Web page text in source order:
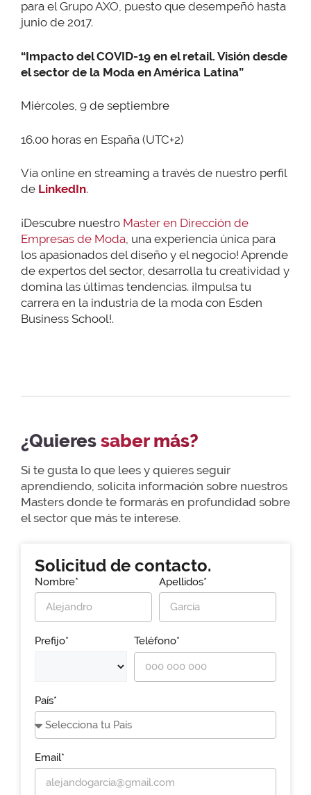
para el Grupo AXO, puesto que desempeñó hasta
junio de 2017.
“Impacto del COVID-19 en el retail. Visión desde
el sector de la Moda en América Latina”
Miércoles, 9 de septiembre
16.00 horas en España (UTC+2)
Vía online en streaming a través de nuestro perfil
de LinkedIn.
¡Descubre nuestro Master en Dirección de
Empresas de Moda , una experiencia única para
los apasionados del diseño y el negocio! Aprende
de expertos del sector, desarrolla tu creatividad y
domina las últimas tendencias. ¡Impulsa tu
carrera en la industria de la moda con Esden
Business School!.
¿Quieressaber más?
Si te gusta lo que lees y quieres seguir
aprendiendo, solicita información sobre nuestros
Masters donde te formarás en profundidad sobre
el sector que más te interese.
Solicitud de contacto.
Nombre* Apellidos*
Prefijo* Teléfono*
País*
Email*